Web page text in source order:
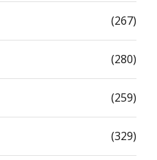
(267)
(280)
(259)
(329)